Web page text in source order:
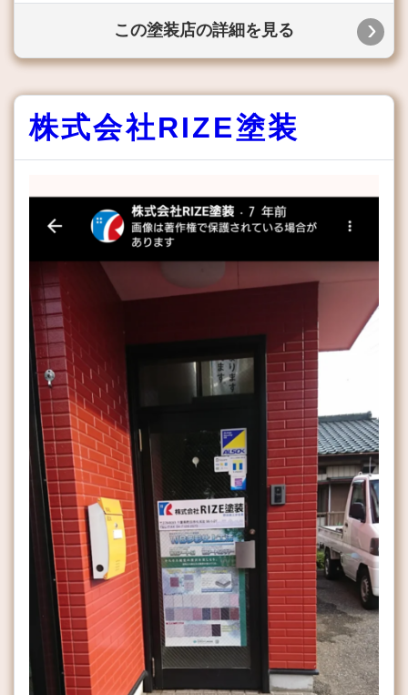
この塗装店の詳細を見る
株式会社RIZE塗装